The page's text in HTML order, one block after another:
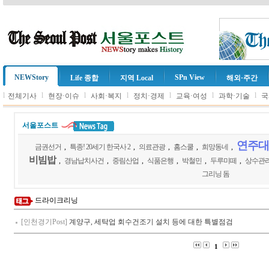
NEWStory Life 종합 지역 Local SPn View 해외·주간
l 전체기사 l 현장·이슈 l 사회·복지 l 정치·경제 l 교육·여성 l 과학·기술 l
서울포스트
금권선거 특종! 20세기 한국사 2 의료관광 홈스쿨 희망동네 연주대
비빔밥 경남납치사건 중림산업 식품은행 박철민 두루미떼
상수관
그리닝 돔
드라이크리닝
[인천경기Post] 계양구, 세탁업 회수건조기 설치 등에 대한 특별점검
1